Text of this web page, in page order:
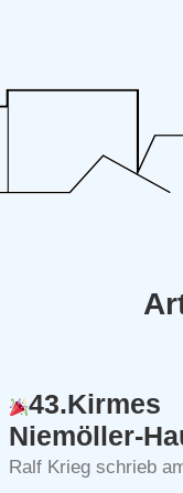
Niemöller-
Ralf Krieg schrieb